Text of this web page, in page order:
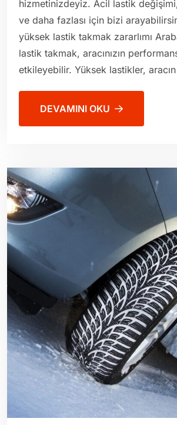
hizmetinizdeyiz. Acil lastik
ve daha fazlası için bizi
yüksek lastik takmak zararlımı
lastik takmak, aracınızın
etkileyebilir. Yüksek lastikler, aracın
DEVAMINI OKU